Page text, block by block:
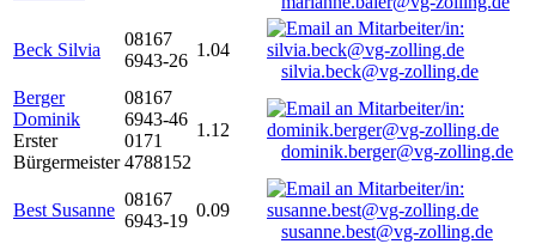
Beck Silvia
08167
6943-26
1.04
silvia.beck@vg-zolling.de
Berger
Dominik
Erster
Bürgermeister
08167
6943-46
0171
4788152
1.12
dominik.berger@vg-zolling.de
Best Susanne
08167
6943-19
0.09
susanne.best@vg-zolling.de